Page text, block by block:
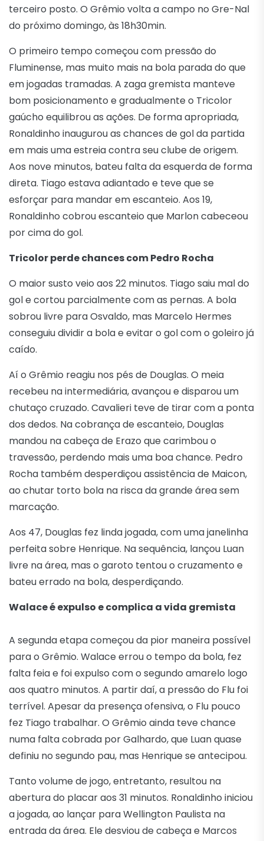
terceiro posto. O Grêmio volta a campo no Gre-Nal
do próximo domingo, às 18h30min.
O primeiro tempo começou com pressão do
Fluminense, mas muito mais na bola parada do que
em jogadas tramadas. A zaga gremista manteve
bom posicionamento e gradualmente o Tricolor
gaúcho equilibrou as ações. De forma apropriada,
Ronaldinho inaugurou as chances de gol da partida
em mais uma estreia contra seu clube de origem.
Aos nove minutos, bateu falta da esquerda de forma
direta. Tiago estava adiantado e teve que se
esforçar para mandar em escanteio. Aos 19,
Ronaldinho cobrou escanteio que Marlon cabeceou
por cima do gol.
Tricolor perde chances com Pedro Rocha
O maior susto veio aos 22 minutos. Tiago saiu mal do
gol e cortou parcialmente com as pernas. A bola
sobrou livre para Osvaldo, mas Marcelo Hermes
conseguiu dividir a bola e evitar o gol com o goleiro já
caído.
Aí o Grêmio reagiu nos pés de Douglas. O meia
recebeu na intermediária, avançou e disparou um
chutaço cruzado. Cavalieri teve de tirar com a ponta
dos dedos. Na cobrança de escanteio, Douglas
mandou na cabeça de Erazo que carimbou o
travessão, perdendo mais uma boa chance. Pedro
Rocha também desperdiçou assistência de Maicon,
ao chutar torto bola na risca da grande área sem
marcação.
Aos 47, Douglas fez linda jogada, com uma janelinha
perfeita sobre Henrique. Na sequência, lançou Luan
livre na área, mas o garoto tentou o cruzamento e
bateu errado na bola, desperdiçando.
Walace é expulso e complica a vida gremista
A segunda etapa começou da pior maneira possível
para o Grêmio. Walace errou o tempo da bola, fez
falta feia e foi expulso com o segundo amarelo logo
aos quatro minutos. A partir daí, a pressão do Flu foi
terrível. Apesar da presença ofensiva, o Flu pouco
fez Tiago trabalhar. O Grêmio ainda teve chance
numa falta cobrada por Galhardo, que Luan quase
definiu no segundo pau, mas Henrique se antecipou.
Tanto volume de jogo, entretanto, resultou na
abertura do placar aos 31 minutos. Ronaldinho iniciou
a jogada, ao lançar para Wellington Paulista na
entrada da área. Ele desviou de cabeça e Marcos